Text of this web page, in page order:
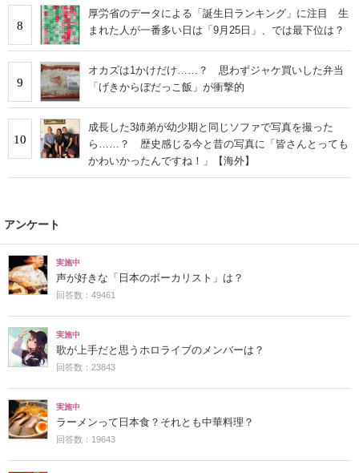
8
厚労省のデータによる「誕生日ランキング」に注目 生
まれた人が一番多い日は「9月25日」、では最下位は？
9
オカズは1かけだけ……？ 思わずジャケ買いした弁当
「げきからぼだっこ飯」が衝撃的
10
成長した3姉弟が幼少期と同じソファで写真を撮った
ら……？ 歴史感じる今と昔の写真に「皆さんとっても
かわいかったんですね！」【海外】
アンケート
実施中
声が好きな「日本のボーカリスト」は？
回答数：49461
実施中
歌が上手だと思うホロライブのメンバーは？
回答数：23843
実施中
ラーメンって日本食？それとも中華料理？
回答数：19643